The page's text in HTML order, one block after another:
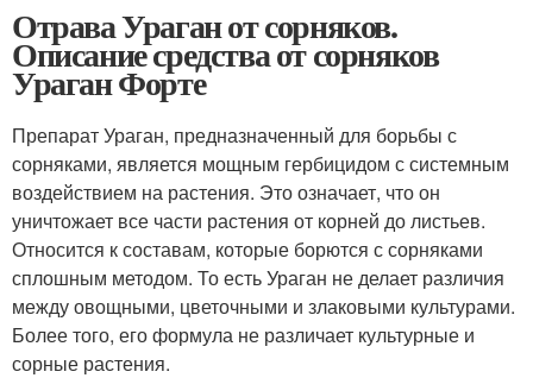
Отрава Ураган от сорняков.
Описание средства от сорняков
Ураган Форте
Препарат Ураган, предназначенный для борьбы с
сорняками, является мощным гербицидом с системным
воздействием на растения. Это означает, что он
уничтожает все части растения от корней до листьев.
Относится к составам, которые борются с сорняками
сплошным методом. То есть Ураган не делает различия
между овощными, цветочными и злаковыми культурами.
Более того, его формула не различает культурные и
сорные растения.